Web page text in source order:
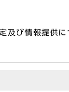
び情報提供